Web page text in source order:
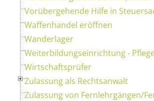
Vorübergehende Hilfe in
Waffenhandel eröffnen
Wanderlager
Weiterbildungseinrichtung -
Wirtschaftsprüfer
Zulassung als Rechtsanwalt
Zulassung von Fernlehrgängen/